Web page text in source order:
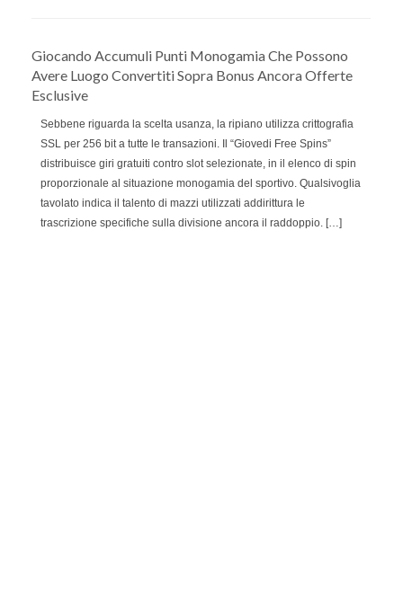
Giocando Accumuli Punti Monogamia Che Possono
Avere Luogo Convertiti Sopra Bonus Ancora Offerte
Esclusive
Sebbene riguarda la scelta usanza, la ripiano utilizza crittografia
SSL per 256 bit a tutte le transazioni. Il “Giovedi Free Spins”
distribuisce giri gratuiti contro slot selezionate, in il elenco di spin
proporzionale al situazione monogamia del sportivo. Qualsivoglia
tavolato indica il talento di mazzi utilizzati addirittura le
trascrizione specifiche sulla divisione ancora il raddoppio. […]